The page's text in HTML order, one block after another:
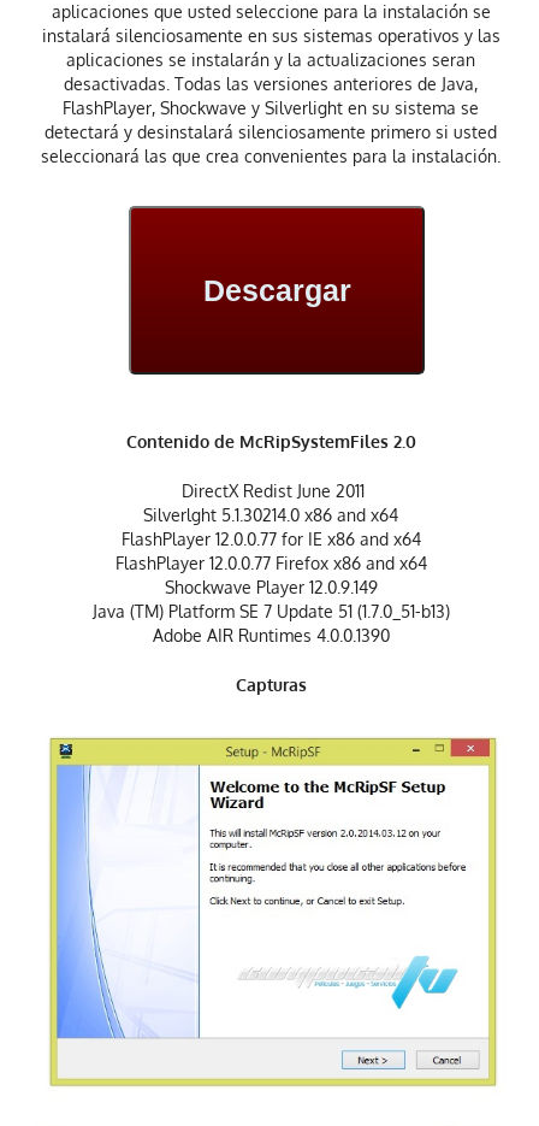
aplicaciones que usted seleccione para la instalación se
instalará silenciosamente en sus sistemas operativos y las
aplicaciones se instalarán y la actualizaciones seran
desactivadas. Todas las versiones anteriores de Java,
FlashPlayer, Shockwave y Silverlight en su sistema se
detectará y desinstalará silenciosamente primero si usted
seleccionará las que crea convenientes para la instalación.
Descargar
Contenido de McRipSystemFiles 2.0
DirectX Redist June 2011
Silverlght 5.1.30214.0 x86 and x64
FlashPlayer 12.0.0.77 for IE x86 and x64
FlashPlayer 12.0.0.77 Firefox x86 and x64
Shockwave Player 12.0.9.149
Java (TM) Platform SE 7 Update 51 (1.7.0_51-b13)
Adobe AIR Runtimes 4.0.0.1390
Capturas